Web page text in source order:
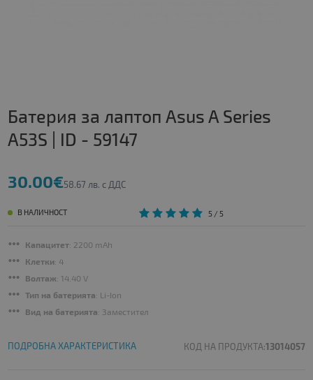
Батерия за лаптоп Asus A Series
A53S | ID - 59147
30.00€58.67 лв. с ДДС
В НАЛИЧНОСТ 5/ 5
Капацитет: 2200 mAh
Клетки: 4
Волтаж: 14.40 V
Тип на батерията: Li-Ion
Вид на батерията: Заместител
ПОДРОБНА ХАРАКТЕРИСТИКА КОД НА ПРОДУКТА:13014057